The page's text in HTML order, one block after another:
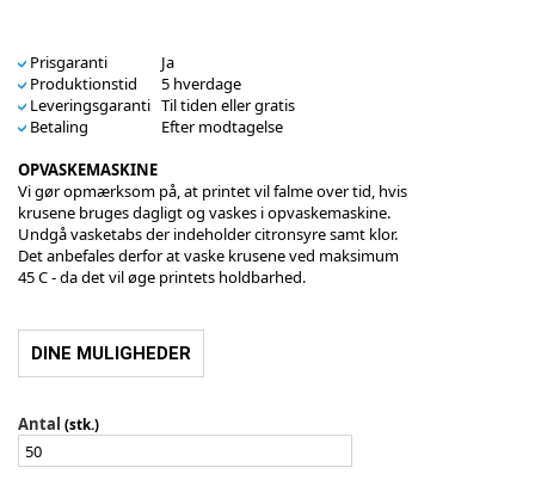
Prisgaranti
Ja
Produktionstid
5 hverdage
Leveringsgaranti Til tiden eller gratis
Betaling
Efter modtagelse
OPVASKEMASKINE
Vi gør opmærksom på, at printet vil falme over tid, hvis
krusene bruges dagligt og vaskes i opvaskemaskine.
Undgå vasketabs der indeholder citronsyre samt klor.
Det anbefales derfor at vaske krusene ved maksimum
45 C - da det vil øge printets holdbarhed.
DINE MULIGHEDER
Antal (stk.)